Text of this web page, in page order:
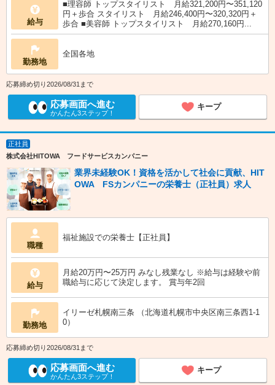
給与
■理容師 トップスタイリスト 月給321,200円〜351,120
円＋歩合 スタイリスト 月給246,400円〜320,320円＋
歩合 ■美容師 トップスタイリスト 月給270,160円...
勤務地
全国各地
応募締め切り2026/08/31まで
応募画面へ進む
かんたん3ステップ！
キープ
正社員
株式会社HITOWA フードサービスカンパニー
業界未経験OK！資格を活かして社会に貢献、HIT
OWA FSカンパニーの栄養士（正社員）求人
職種
福祉施設での栄養士【正社員】
給与
月給20万円〜25万円 みなし残業なし ※給与は経験や前
職給与に応じて決定します。 賞与年2回
勤務地
イリーゼ札幌南三条 （北海道札幌市中央区南三条西1-1
0）
応募締め切り2026/08/31まで
応募画面へ進む
かんたん3ステップ！
キープ